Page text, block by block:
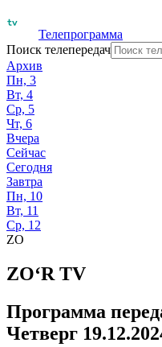
Телепрограмма
Поиск телепередач
Архив
Пн, 3
Вт, 4
Ср, 5
Чт, 6
Вчера
Сейчас
Сегодня
Завтра
Пн, 10
Вт, 11
Ср, 12
ZO
ZO‘R TV
Программа
Четверг